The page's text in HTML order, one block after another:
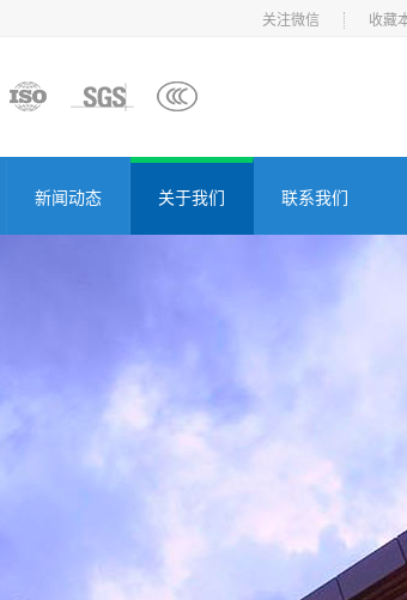
关注微信 收藏
新闻动态 关于我们 联系我们